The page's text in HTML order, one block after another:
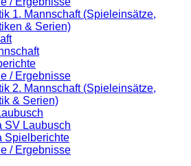
1. Mannschaft (Spieleinsätze,
& Serien)
/ Ergebnisse
2. Mannschaft (Spieleinsätze,
& Serien)
SV Laubusch
Spielberichte
/ Ergebnisse